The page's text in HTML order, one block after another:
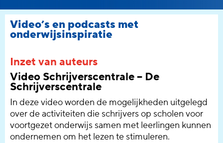
Video’s en podcasts met
onderwijsinspiratie
Inzet van auteurs
Video Schrijverscentrale – De
Schrijverscentrale
In deze video worden de mogelijkheden uitgelegd
over de activiteiten die schrijvers op scholen voor
voortgezet onderwijs samen met leerlingen kunnen
ondernemen om het lezen te stimuleren.